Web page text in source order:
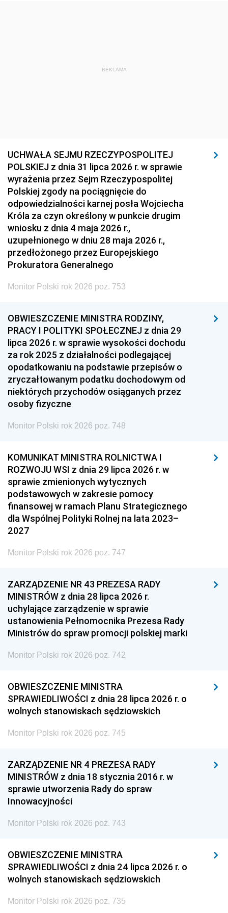
REKLAMA
UCHWAŁA SEJMU RZECZYPOSPOLITEJ
POLSKIEJ z dnia 31 lipca 2026 r. w sprawie
wyrażenia przez Sejm Rzeczypospolitej
Polskiej zgody na pociągnięcie do
odpowiedzialności karnej posła Wojciecha
Króla za czyn określony w punkcie drugim
wniosku z dnia 4 maja 2026 r.,
uzupełnionego w dniu 28 maja 2026 r.,
przedłożonego przez Europejskiego
Prokuratora Generalnego
Monitor Polski rok 2026 poz. 753
OBWIESZCZENIE MINISTRA RODZINY,
PRACY I POLITYKI SPOŁECZNEJ z dnia 29
lipca 2026 r. w sprawie wysokości dochodu
za rok 2025 z działalności podlegającej
opodatkowaniu na podstawie przepisów o
zryczałtowanym podatku dochodowym od
niektórych przychodów osiąganych przez
osoby fizyczne
Monitor Polski rok 2026 poz. 748
KOMUNIKAT MINISTRA ROLNICTWA I
ROZWOJU WSI z dnia 29 lipca 2026 r. w
sprawie zmienionych wytycznych
podstawowych w zakresie pomocy
finansowej w ramach Planu Strategicznego
dla Wspólnej Polityki Rolnej na lata 2023–
2027
Monitor Polski rok 2026 poz. 747
ZARZĄDZENIE NR 43 PREZESA RADY
MINISTRÓW z dnia 28 lipca 2026 r.
uchylające zarządzenie w sprawie
ustanowienia Pełnomocnika Prezesa Rady
Ministrów do spraw promocji polskiej marki
Monitor Polski rok 2026 poz. 742
OBWIESZCZENIE MINISTRA
SPRAWIEDLIWOŚCI z dnia 28 lipca 2026 r. o
wolnych stanowiskach sędziowskich
Monitor Polski rok 2026 poz. 745
ZARZĄDZENIE NR 4 PREZESA RADY
MINISTRÓW z dnia 18 stycznia 2016 r. w
sprawie utworzenia Rady do spraw
Innowacyjności
Monitor Polski rok 2026 poz. 743
OBWIESZCZENIE MINISTRA
SPRAWIEDLIWOŚCI z dnia 24 lipca 2026 r. o
wolnych stanowiskach sędziowskich
Monitor Polski rok 2026 poz. 735